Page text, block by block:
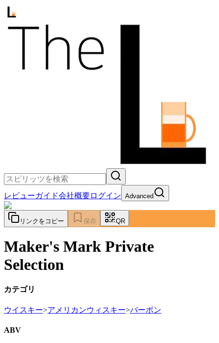
レビューガイド会社概要ログイン Advanced
リンクをコピー 保存 QR
Maker's Mark Private
Selection
カテゴリ
ウイスキー>アメリカンウィスキー>バーボン
ABV